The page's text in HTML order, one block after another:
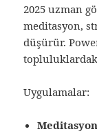
2025 uzman
meditasyon,
düşürür.
Uygulamalar: